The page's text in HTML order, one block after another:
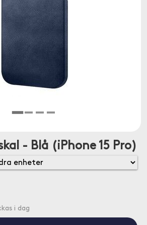
- Blå (iPhone 15 Pro)
i dag